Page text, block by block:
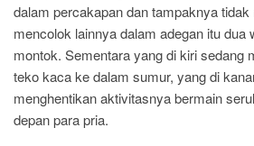
dalam percakapan dan tampaknya
mencolok lainnya dalam adegan itu dua
montok. Sementara yang di kiri sedang
teko kaca ke dalam sumur, yang di
menghentikan aktivitasnya bermain
depan para pria.